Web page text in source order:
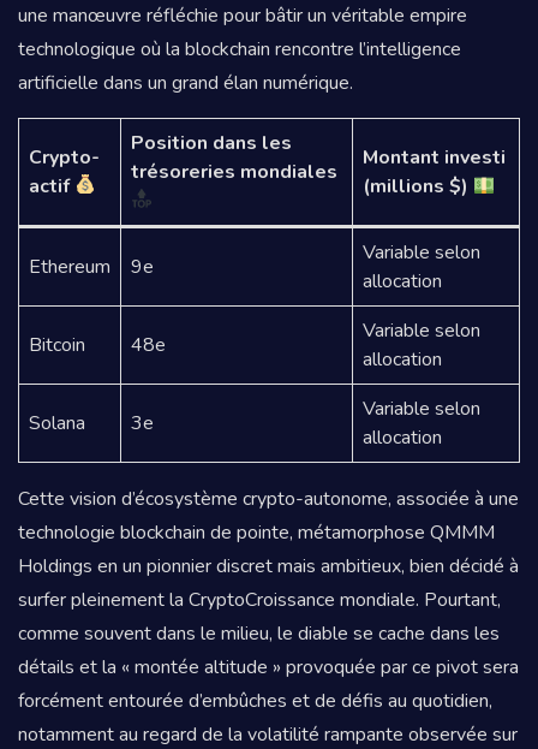
une manœuvre réfléchie pour bâtir un véritable empire
technologique où la blockchain rencontre l’intelligence
artificielle dans un grand élan numérique.
Crypto-
actif
Position dans les
trésoreries mondiales
Montant investi
(millions $)
Ethereum 9e
Variable selon
allocation
Bitcoin 48e
Variable selon
allocation
Solana 3e
Variable selon
allocation
Cette vision d’écosystème crypto-autonome, associée à une
technologie blockchain de pointe, métamorphose QMMM
Holdings en un pionnier discret mais ambitieux, bien décidé à
surfer pleinement la CryptoCroissance mondiale. Pourtant,
comme souvent dans le milieu, le diable se cache dans les
détails et la « montée altitude » provoquée par ce pivot sera
forcément entourée d’embûches et de défis au quotidien,
notamment au regard de la volatilité rampante observée sur